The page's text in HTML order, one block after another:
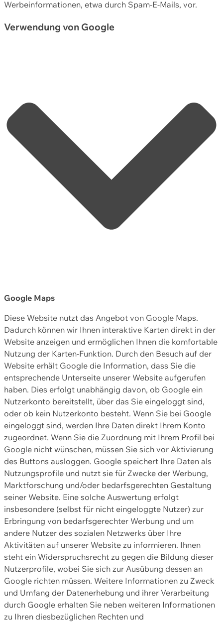
Werbeinformationen, etwa durch Spam-E-Mails, vor.
Verwendung von Google
Google Maps
Diese Website nutzt das Angebot von Google Maps.
Dadurch können wir Ihnen interaktive Karten direkt in der
Website anzeigen und ermöglichen Ihnen die komfortable
Nutzung der Karten-Funktion. Durch den Besuch auf der
Website erhält Google die Information, dass Sie die
entsprechende Unterseite unserer Website aufgerufen
haben. Dies erfolgt unabhängig davon, ob Google ein
Nutzerkonto bereitstellt, über das Sie eingeloggt sind,
oder ob kein Nutzerkonto besteht. Wenn Sie bei Google
eingeloggt sind, werden Ihre Daten direkt Ihrem Konto
zugeordnet. Wenn Sie die Zuordnung mit Ihrem Profil bei
Google nicht wünschen, müssen Sie sich vor Aktivierung
des Buttons ausloggen. Google speichert Ihre Daten als
Nutzungsprofile und nutzt sie für Zwecke der Werbung,
Marktforschung und/oder bedarfsgerechten Gestaltung
seiner Website. Eine solche Auswertung erfolgt
insbesondere (selbst für nicht eingeloggte Nutzer) zur
Erbringung von bedarfsgerechter Werbung und um
andere Nutzer des sozialen Netzwerks über Ihre
Aktivitäten auf unserer Website zu informieren. Ihnen
steht ein Widerspruchsrecht zu gegen die Bildung dieser
Nutzerprofile, wobei Sie sich zur Ausübung dessen an
Google richten müssen. Weitere Informationen zu Zweck
und Umfang der Datenerhebung und ihrer Verarbeitung
durch Google erhalten Sie neben weiteren Informationen
zu Ihren diesbezüglichen Rechten und